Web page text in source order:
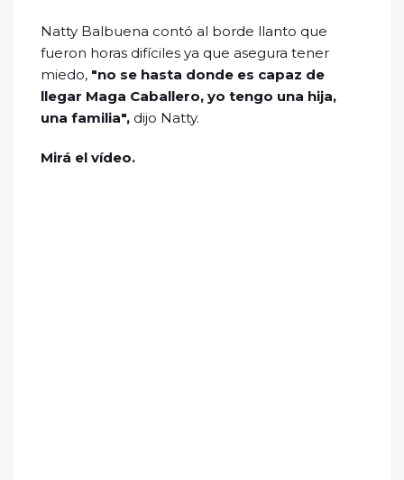
Natty Balbuena contó al borde llanto que
fueron horas difíciles ya que asegura tener
miedo, "no se hasta donde es capaz de
llegar Maga Caballero, yo tengo una hija,
una familia", dijo Natty.
Mirá el vídeo.